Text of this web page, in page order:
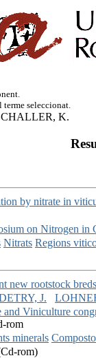
terme seleccionat.
K.
by nitrate in
on Nitrogen in
Nitrats Regions
new rootstock
J.
Viniculture
rom
minerals
rom)